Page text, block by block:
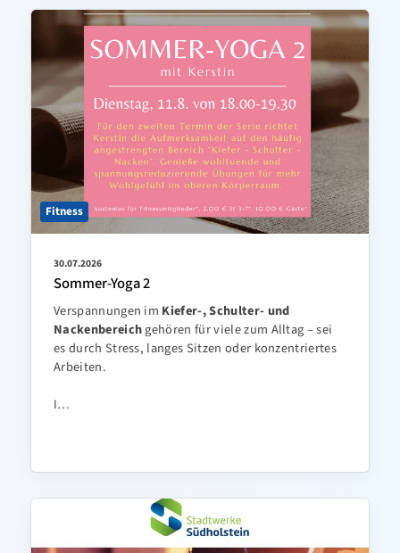
Fitness
30.07.2026
Sommer-Yoga 2
Verspannungen im Kiefer-, Schulter- und
Nackenbereichgehören für viele zum Alltag – sei
es durch Stress, langes Sitzen oder konzentriertes
Arbeiten.
I…